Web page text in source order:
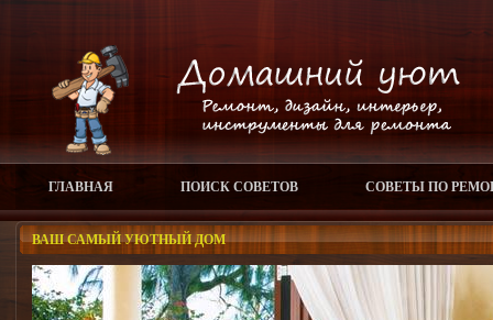
ГЛАВНАЯ ПОИСК СОВЕТОВ СОВЕТЫ ПО
ВАШ САМЫЙ УЮТНЫЙ ДОМ